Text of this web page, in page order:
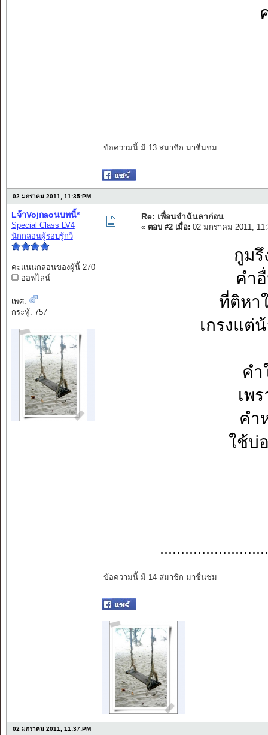
ข้อความนี้ มี 13 สมาชิก มาชื่นชม
02 มกราคม 2011, 11:35:PM
Lจ้าVojกaoนบทนี้*
Special Class LV4
นักกลอนผู้รอบรู้กวี
คะแนนกลอนของผู้นี้ 270
ออฟไลน์
เพศ:
กระทู้: 757
Re: เพื่อนจ๋าฉันลาก่อน
« ตอบ #2 เมื่อ: 02 มกราคม 2011,
กูม
คำ
ที่ติหา
เกรงแต่
ค
เพ
คำ
ใช้บ่
ข้อความนี้ มี 14 สมาชิก มาชื่นชม
02 มกราคม 2011, 11:37:PM